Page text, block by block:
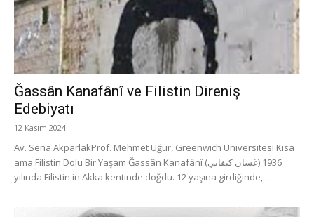
Ğassân Kanafânî ve Filistin Direniş
Edebiyatı
12 Kasım 2024
Av. Sena AkparlakProf. Mehmet Uğur, Greenwich Üniversitesi Kısa
ama Filistin Dolu Bir Yaşam Ğassân Kanafânî (غسان كنفاني) 1936
yılında Filistin'in Akka kentinde doğdu. 12 yaşına girdiğinde,...